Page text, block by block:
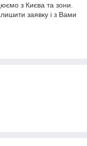
з Києва та зони.
заявку і з Вами